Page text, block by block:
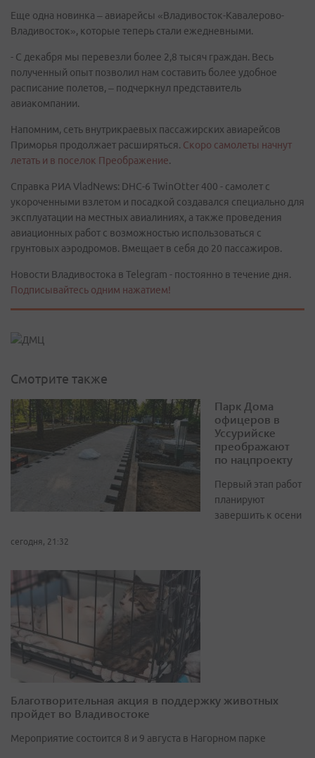
Еще одна новинка – авиарейсы «Владивосток-Кавалерово-
Владивосток», которые теперь стали ежедневными.
- С декабря мы перевезли более 2,8 тысяч граждан. Весь
полученный опыт позволил нам составить более удобное
расписание полетов, – подчеркнул представитель
авиакомпании.
Напомним, сеть внутрикраевых пассажирских авиарейсов
Приморья продолжает расширяться. Скоро самолеты начнут
летать и в поселок Преображение.
Справка РИА VladNews: DHC-6 TwinOtter 400 - самолет с
укороченными взлетом и посадкой создавался специально для
эксплуатации на местных авиалиниях, а также проведения
авиационных работ с возможностью использоваться с
грунтовых аэродромов. Вмещает в себя до 20 пассажиров.
Новости Владивостока в Telegram - постоянно в течение дня.
Подписывайтесь одним нажатием!
Смотрите также
Парк Дома
офицеров в
Уссурийске
преображают
по нацпроекту
Первый этап работ
планируют
завершить к осени
сегодня, 21:32
Благотворительная акция в поддержку животных
пройдет во Владивостоке
Мероприятие состоится 8 и 9 августа в Нагорном парке